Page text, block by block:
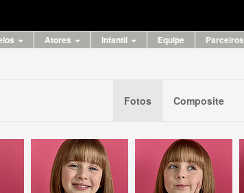
Atores Infantil Equipe Parceiros
Fotos Composite